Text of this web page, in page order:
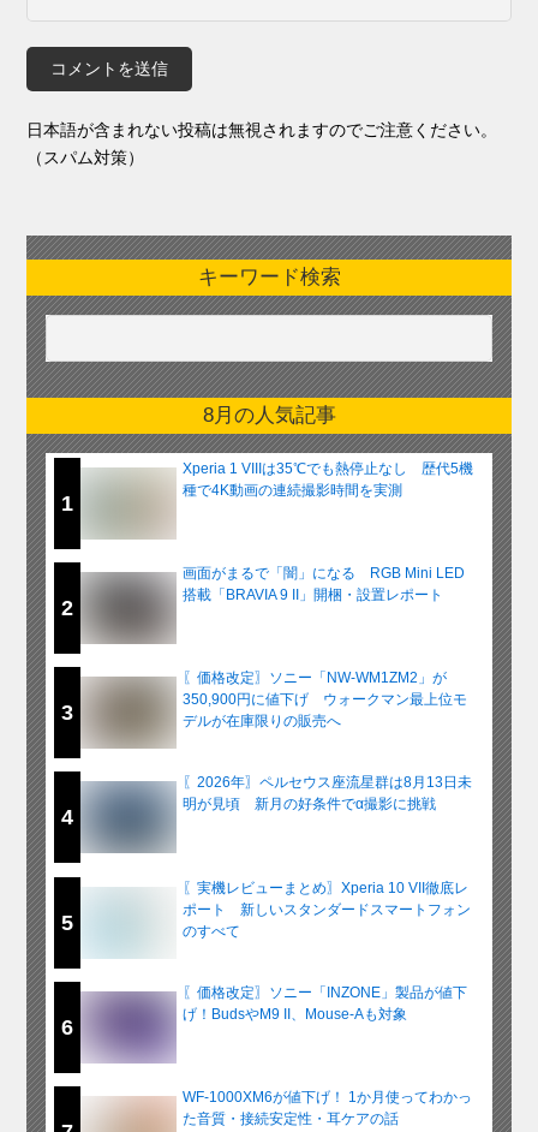
日本語が含まれない投稿は無視されますのでご注意ください。
（スパム対策）
キーワード検索
8月の人気記事
1
Xperia 1 VIIIは35℃でも熱停止なし 歴代5機
種で4K動画の連続撮影時間を実測
2
画面がまるで「闇」になる RGB Mini LED
搭載「BRAVIA 9 II」開梱・設置レポート
3
〖価格改定〗ソニー「NW-WM1ZM2」が
350,900円に値下げ ウォークマン最上位モ
デルが在庫限りの販売へ
4
〖2026年〗ペルセウス座流星群は8月13日未
明が見頃 新月の好条件でα撮影に挑戦
5
〖実機レビューまとめ〗Xperia 10 VII徹底レ
ポート 新しいスタンダードスマートフォン
のすべて
6
〖価格改定〗ソニー「INZONE」製品が値下
げ！BudsやM9 II、Mouse-Aも対象
WF-1000XM6が値下げ！ 1か月使ってわかっ
た音質・接続安定性・耳ケアの話